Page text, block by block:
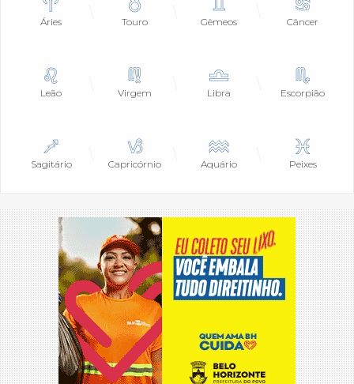
Áries Touro Gêmeos Câncer
Leão Virgem Libra Escorpião
Sagitário Capricórnio Aquário Peixes